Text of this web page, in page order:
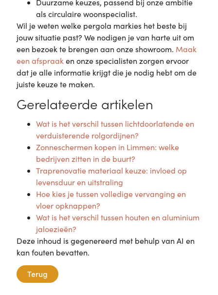
als circulaire woonspecialist.
Wil je weten welke pergola markies het beste bij
jouw situatie past? We nodigen je van harte uit om
een bezoek te brengen aan onze showroom. Maak
een afspraak en onze specialisten zorgen ervoor
dat je alle informatie krijgt die je nodig hebt om de
juiste keuze te maken.
Gerelateerde artikelen
Wat is het verschil tussen lichtdoorlatende en
verduisterende rolgordijnen?
Zonneschermen kopen in Limmen: welke
bedrijven zitten in de buurt?
Traprenovatie materiaal keuze: invloed op
levensduur en uitstraling
Hoe kies je tussen volledige vervanging en
vloer opknappen?
Wat is het verschil tussen houten en aluminium
jaloezieën?
Deze inhoud is gegenereerd met behulp van AI en
kan fouten bevatten.
Terug